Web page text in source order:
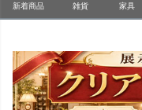
新着商品 雑貨 家具